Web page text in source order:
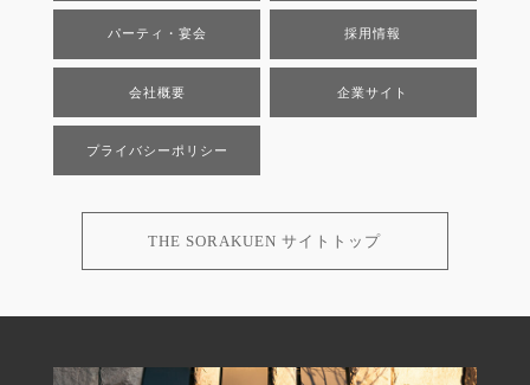
パーティ・宴会 採用情報
会社概要 企業サイト
プライバシーポリシー
THE SORAKUEN サイトトップ